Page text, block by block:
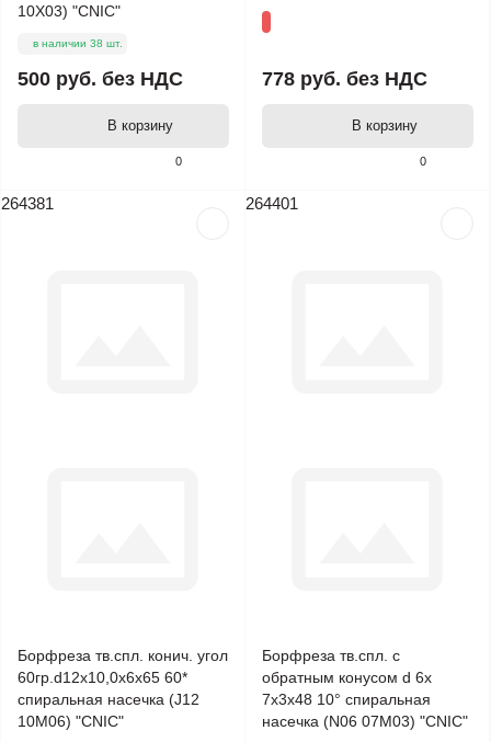
0
10Х03) "CNIC"
в наличии 38 шт.
500 руб. без НДС
В корзину
0
778 руб. без НДС
В корзину
264381
Борфреза тв.спл. конич. угол
60гр.d12х10,0х6х65 60*
спиральная насечка (J12
10М06) "CNIC"
264401
Борфреза тв.спл. с
обратным конусом d 6х
7х3х48 10° спиральная
насечка (N06 07М03) "CNIC"